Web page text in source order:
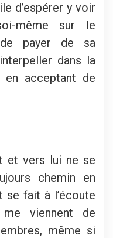
d’espérer y voir
même sur le
payer de sa
dans la
acceptant de
et vers lui ne se
chemin en
se fait à l’écoute
viennent de
même si